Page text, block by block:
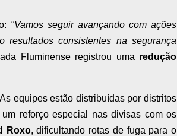
"Vamos seguir avançando com ações
resultados consistentes na segurança
Fluminense registrou uma redução
equipes estão distribuídas por distritos
reforço especial nas divisas com os
Roxo, dificultando rotas de fuga para o